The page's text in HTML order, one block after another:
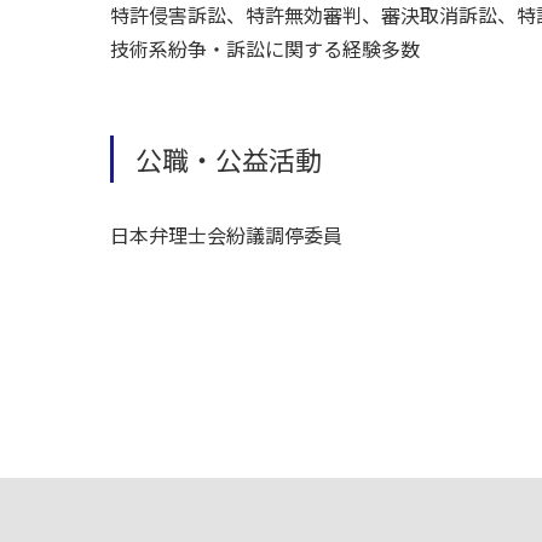
特許侵害訴訟、特許無効審判、審決取消訴訟、
技術系紛争・訴訟に関する経験多数
公職・公益活動
日本弁理士会紛議調停委員